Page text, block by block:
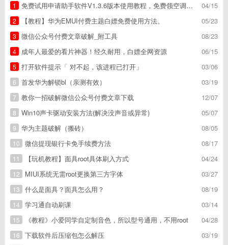
04/15
1
免费试用申请助手软件V1.3.6版本使用教程，免费领空调冰箱，附下载地址
05/23
2
【教程】华为EMUI付费主题白嫖免费使用方法。
08/23
3
微信公众号付费文章破解_附工具
06/15
4
成年人最爱的看片神器！经久耐用，白嫖全网资源
03/06
5
打开软件提示「 对不起，该进程已打开」
03/19
6
首发华为解锁bl（亲测有效）
12/07
7
教你一招破解微信公众号付费文章下载
05/07
8
Win10声卡驱动安装方法(解决没声音或异常)
08/05
9
华为主题破解（搬砖）
08/17
10
微信提现银行卡免手续费方法
04/24
11
【玩机教程】面具root具体刷入方式
03/27
12
MIUI系统无需root更换第三方字体
08/19
13
什么是面具？面具怎么用？
03/14
14
学习通自动刷课
04/28
15
《教程》小爱同学自定制音色，所以型号通用，不用root
03/19
16
下载软件后压缩包怎么解压